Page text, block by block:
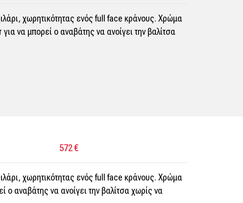
χωρητικότητας ενός full face κράνους. Χρώμα
να μπορεί ο αναβάτης να ανοίγει την βαλίτσα
572 €
χωρητικότητας ενός full face κράνους. Χρώμα
ο αναβάτης να ανοίγει την βαλίτσα χωρίς να